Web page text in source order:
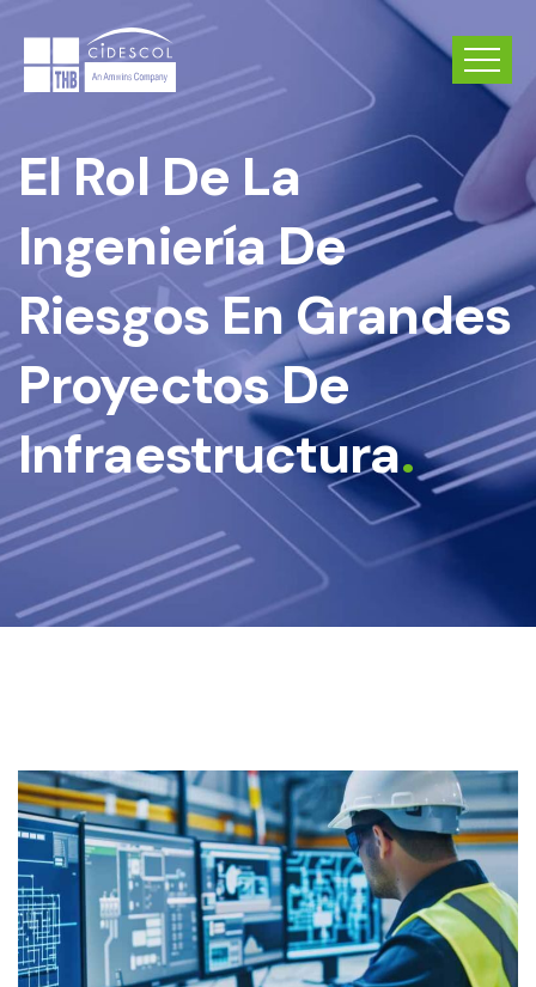
El Rol De La
Ingeniería De
Riesgos En Grandes
Proyectos De
Infraestructura.